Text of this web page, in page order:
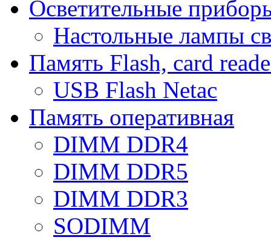
Осветительные
Настольные лампы
Память Flash, card
USB Flash Netac
Память оперативная
DIMM DDR4
DIMM DDR5
DIMM DDR3
SODIMM